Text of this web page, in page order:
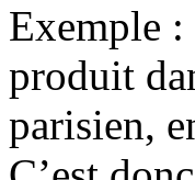
Exemple :
produit
parisien,